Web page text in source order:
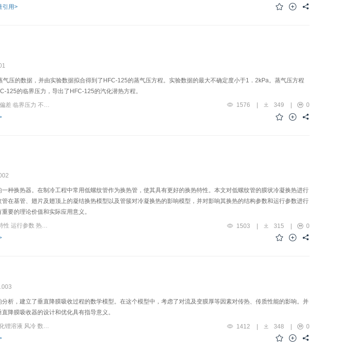
引用>
压的数据，并由实验数据拟合得到了HFC-125的蒸气压方程。实验数据的最大不确定度小于1．2kPa。蒸气压方程
125的临界压力，导出了HFC-125的汽化潜热方程。
1576 349
0
种换热器。在制冷工程中常用低螺纹管作为换热管，使其具有更好的换热特性。本文对低螺纹管的膜状冷凝换热进行
在基管、翅片及翅顶上的凝结换热模型以及管簇对冷凝换热的影响模型，并对影响其换热的结构参数和运行参数进行
要的理论价值和实际应用意义。
关键词：螺纹管 管壳式冷凝器 凝结换热 换热器 换热管 换热特性 运行参数 热模型 石油化工行业 结构参数
1503 | 315 |
0
析，建立了垂直降膜吸收过程的数学模型。在这个模型中，考虑了对流及变膜厚等因素对传热、传质性能的影响。并
降膜吸收器的设计和优化具有指导意义。
关键词：降膜吸收器 降膜 传质性能 垂直管 传质特性 传热 溴化锂溶液 风冷 数值模拟 对流
1412 | 348 |
0